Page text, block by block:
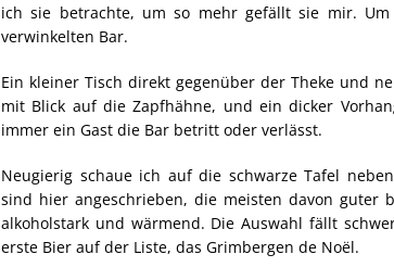
ich sie betrachte, um so mehr gefällt sie mir.
verwinkelten Bar.
Ein kleiner Tisch direkt gegenüber der Theke und
mit Blick auf die Zapfhähne, und ein dicker
immer ein Gast die Bar betritt oder verlässt.
Neugierig schaue ich auf die schwarze Tafel
sind hier angeschrieben, die meisten davon guter
alkoholstark und wärmend. Die Auswahl fällt
erste Bier auf der Liste, das Grimbergen de Noël.